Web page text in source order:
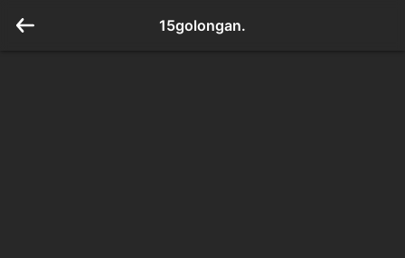
15golongan.